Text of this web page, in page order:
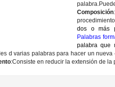
Composición
dos o más
Palabras
palabra que
d varias palabras para hacer un nueva
:Consiste en reducir la extensión de la